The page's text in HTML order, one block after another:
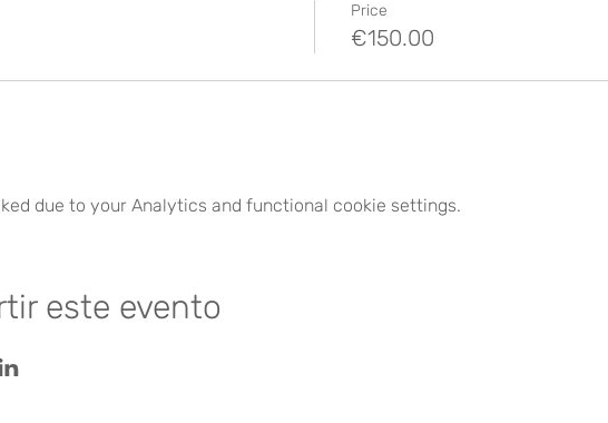
Price
€150.00
due to your Analytics and functional cookie settings.
este evento